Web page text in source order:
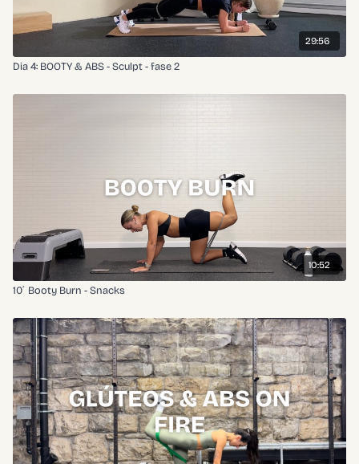
29:56
Dia 4: BOOTY & ABS - Sculpt - fase 2
10:52
10´ Booty Burn - Snacks